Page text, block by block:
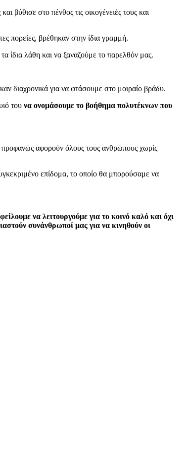
βύθισε στο πένθος τις οικογένειές τους και
πορείες, βρέθηκαν στην ίδια γραμμή.
ίδια λάθη και να ξαναζούμε το παρελθόν μας.
διαχρονικά για να φτάσουμε στο μοιραίο βράδυ.
του να ονομάσουμε το βοήθημα πολυτέκνων που
προφανώς αφορούν όλους τους ανθρώπους χωρίς
επίδομα, το οποίο θα μπορούσαμε να
να λειτουργούμε για το κοινό καλό και όχι
συνάνθρωποί μας για να κινηθούν οι